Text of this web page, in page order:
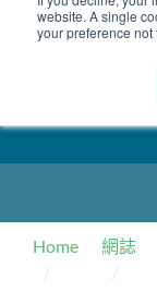
website. A single
your preference not
Home 網誌